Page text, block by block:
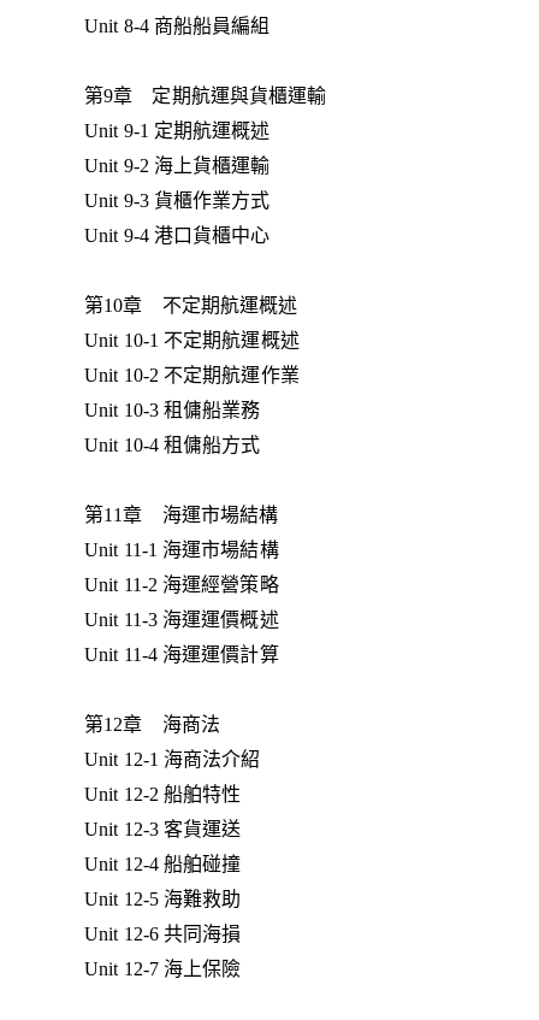
Unit 8-4 商船船員編組
第9章 定期航運與貨櫃運輸
Unit 9-1 定期航運概述
Unit 9-2 海上貨櫃運輸
Unit 9-3 貨櫃作業方式
Unit 9-4 港口貨櫃中心
第10章 不定期航運概述
Unit 10-1 不定期航運概述
Unit 10-2 不定期航運作業
Unit 10-3 租傭船業務
Unit 10-4 租傭船方式
第11章 海運市場結構
Unit 11-1 海運市場結構
Unit 11-2 海運經營策略
Unit 11-3 海運運價概述
Unit 11-4 海運運價計算
第12章 海商法
Unit 12-1 海商法介紹
Unit 12-2 船舶特性
Unit 12-3 客貨運送
Unit 12-4 船舶碰撞
Unit 12-5 海難救助
Unit 12-6 共同海損
Unit 12-7 海上保險